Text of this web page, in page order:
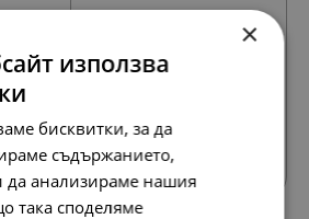
Всички продукти
×
използва
бисквитки, за да
съдържанието,
да анализираме нашия
така споделяме